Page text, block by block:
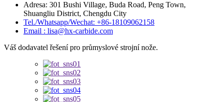
Adresa: 301 Bushi Village, Buda Road, Peng Town,
Shuangliu District, Chengdu City
Tel./Whatsapp/Wechat: +86-18109062158
Email : lisa@hx-carbide.com
Váš dodavatel řešení pro průmyslové strojní nože.